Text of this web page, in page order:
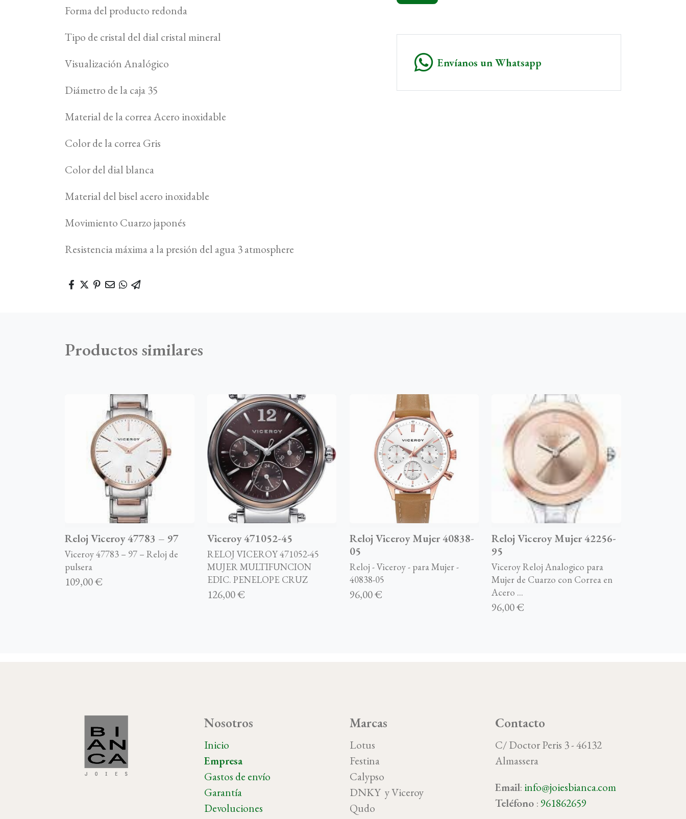
Forma del producto redonda
Tipo de cristal del dial cristal mineral
Visualización Analógico
Diámetro de la caja 35
Material de la correa Acero inoxidable
Color de la correa Gris
Color del dial blanca
Material del bisel acero inoxidable
Movimiento Cuarzo japonés
Resistencia máxima a la presión del agua 3 atmosphere
Envíanos un Whatsapp
Productos similares
Reloj Viceroy 47783 – 97
Viceroy 47783 – 97 – Reloj de
pulsera
109,00 €
Viceroy 471052-45
RELOJ VICEROY 471052-45
MUJER MULTIFUNCION
EDIC. PENELOPE CRUZ
126,00 €
Reloj Viceroy Mujer 40838-
05
Reloj - Viceroy - para Mujer -
40838-05
96,00 €
Reloj Viceroy Mujer 42256-
95
Viceroy Reloj Analogico para
Mujer de Cuarzo con Correa en
Acero ...
96,00 €
Nosotros
Inicio
Empresa
Gastos de envío
Garantía
Devoluciones
Marcas
Lotus
Festina
Calypso
DNKY y Viceroy
Qudo
Contacto
C/ Doctor Peris 3 - 46132
Almassera
Email: info@joiesbianca.com
Teléfono :961862659